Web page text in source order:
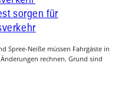
sorgen für
Spree-Neiße müssen Fahrgäste in
rechnen. Grund sind